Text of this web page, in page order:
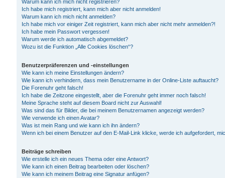
Warum kann ich mich nicht registrieren?
Ich habe mich registriert, kann mich aber nicht anmelden!
Warum kann ich mich nicht anmelden?
Ich habe mich vor einiger Zeit registriert, kann mich aber nicht mehr anmelden?!
Ich habe mein Passwort vergessen!
Warum werde ich automatisch abgemeldet?
Wozu ist die Funktion „Alle Cookies löschen“?
Benutzerpräferenzen und -einstellungen
Wie kann ich meine Einstellungen ändern?
Wie kann ich verhindern, dass mein Benutzername in der Online-Liste auftaucht?
Die Forenuhr geht falsch!
Ich habe die Zeitzone eingestellt, aber die Forenuhr geht immer noch falsch!
Meine Sprache steht auf diesem Board nicht zur Auswahl!
Was sind das für Bilder, die bei meinem Benutzernamen angezeigt werden?
Wie verwende ich einen Avatar?
Was ist mein Rang und wie kann ich ihn ändern?
Wenn ich bei einem Benutzer auf den E-Mail-Link klicke, werde ich aufgefordert,
Beiträge schreiben
Wie erstelle ich ein neues Thema oder eine Antwort?
Wie kann ich einen Beitrag bearbeiten oder löschen?
Wie kann ich meinem Beitrag eine Signatur anfügen?